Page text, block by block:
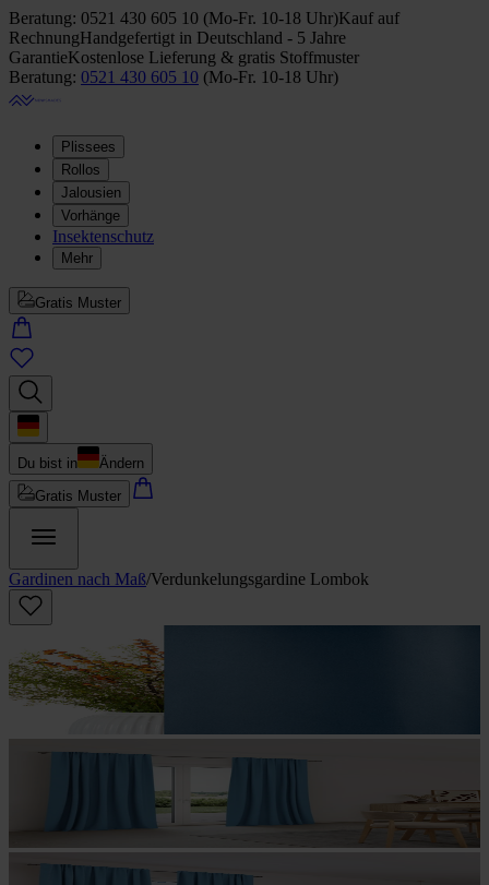
Beratung: 0521 430 605 10 (Mo-Fr. 10-18 Uhr)Kauf auf
RechnungHandgefertigt in Deutschland - 5 Jahre
GarantieKostenlose Lieferung & gratis Stoffmuster
Beratung: 0521 430 605 10 (Mo-Fr. 10-18 Uhr)
Plissees
Rollos
Jalousien
Vorhänge
Insektenschutz
Mehr
Gratis Muster
Du bist in
Ändern
Gratis Muster
Gardinen nach Maß/Verdunkelungs­gardine Lombok